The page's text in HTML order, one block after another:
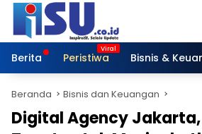
Langsung
konten
Berita
Peristiwa Bisnis &
Beranda Bisnis dan Keuangan
Digital Agency Jakarta,